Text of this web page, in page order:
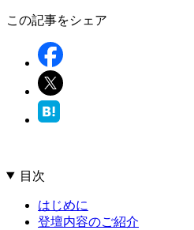
この記事をシェア
目次
はじめに
登壇内容のご紹介